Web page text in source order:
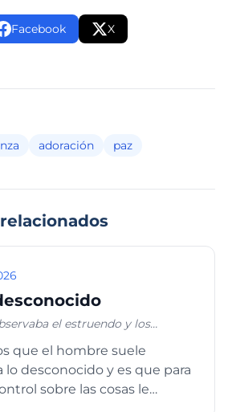
Facebook X
adoración paz
el estruendo y los
el pueblo, temblaron, y se
dijeron a Moisés: Habla tú con
oiremos; pero no hable Dios
que el hombre suele
desconocido y es que para
sobre las cosas le